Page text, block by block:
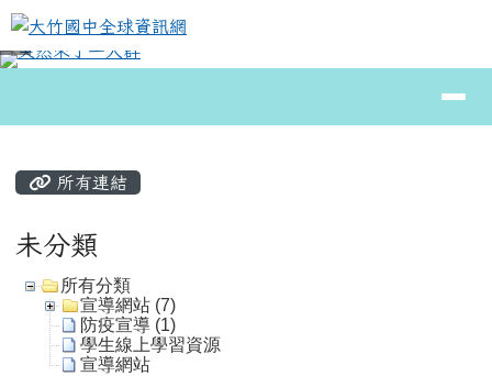
跳至主內容區
大竹國中全球資訊網
⏸
所有連結
未分類
所有分類
宣導網站 (7)
防疫宣導 (1)
學生線上學習資源
宣導網站